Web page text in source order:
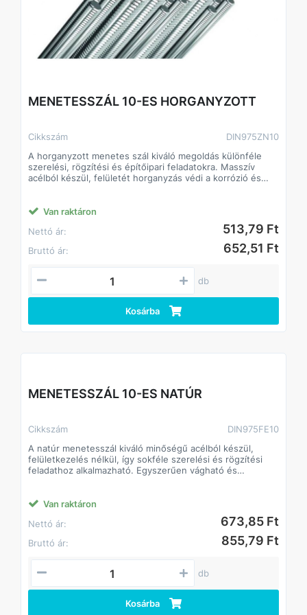
MENETESSZÁL 10-ES HORGANYZOTT
Cikkszám
DIN975ZN10
A horganyzott menetes szál kiváló megoldás különféle
szerelési, rögzítési és építőipari feladatokra. Masszív
acélból készül, felületét horganyzás védi a korrózió és
átmérőkben érhető el, kompatibilis szabványos anyákkal
Jellemzők:
• Kül- és beltéri használatra egyaránt alkalmas
• Széles méretválaszték: különböző hosszúságok és
átmérők
Van raktáron
Nettó ár:
513,79 Ft
Bruttó ár: 652,51 Ft
db
Kosárba
MENETESSZÁL 10-ES NATÚR